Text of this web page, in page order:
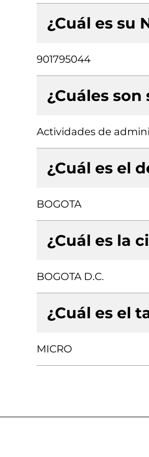
¿Cuál es su
901795044
¿Cuáles
Actividades de
¿Cuál es el
BOGOTA
¿Cuál es la
BOGOTA D.C.
¿Cuál es el
MICRO